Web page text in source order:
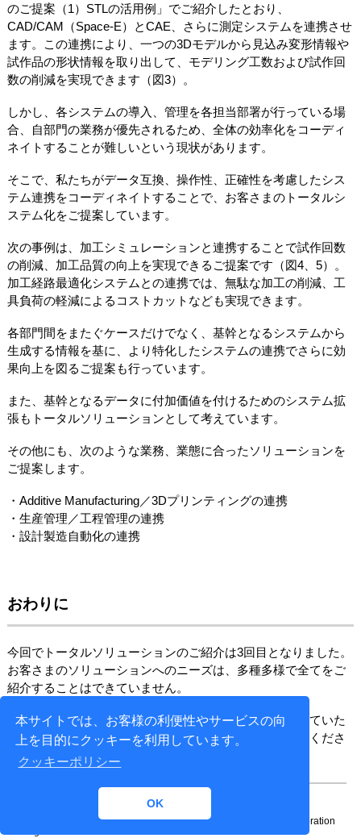
本サイトでは、お客様の利便性やサービスの向
上を目的にクッキーを利用しています。
クッキーポリシー
OK
のご提案（1）STLの活用例」でご紹介したとおり、
CAD/CAM（Space-E）とCAE、さらに測定システムを連携させ
ます。この連携により、一つの3Dモデルから見込み変形情報や
試作品の形状情報を取り出して、モデリング工数および試作回
数の削減を実現できます（図3）。
しかし、各システムの導入、管理を各担当部署が行っている場
合、自部門の業務が優先されるため、全体の効率化をコーディ
ネイトすることが難しいという現状があります。
そこで、私たちがデータ互換、操作性、正確性を考慮したシス
テム連携をコーディネイトすることで、お客さまのトータルシ
ステム化をご提案しています。
次の事例は、加工シミュレーションと連携することで試作回数
の削減、加工品質の向上を実現できるご提案です（図4、5）。
加工経路最適化システムとの連携では、無駄な加工の削減、工
具負荷の軽減によるコストカットなども実現できます。
各部門間をまたぐケースだけでなく、基幹となるシステムから
生成する情報を基に、より特化したシステムの連携でさらに効
果向上を図るご提案も行っています。
また、基幹となるデータに付加価値を付けるためのシステム拡
張もトータルソリューションとして考えています。
その他にも、次のような業務、業態に合ったソリューションを
ご提案します。
・Additive Manufacturing／3Dプリンティングの連携
・生産管理／工程管理の連携
・設計製造自動化の連携
おわりに
今回でトータルソリューションのご紹介は3回目となりました。
お客さまのソリューションへのニーズは、多種多様で全てをご
紹介することはできていません。
しかし、少しでも業務効率の向上、改善の必要性を感じていた
だけましたら、お近くの営業所へお気軽にお問い合わせくださ
い。
2026 NTT DATA ENGINEERING SYSTEMS Corporation